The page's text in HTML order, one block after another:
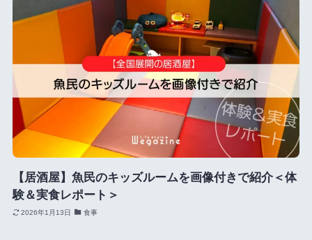
【居酒屋】魚民のキッズルームを画像付きで紹介＜体
験＆実食レポート＞
2026年1月13日 食事